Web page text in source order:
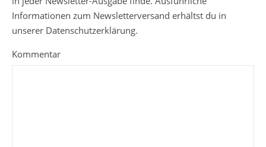
Informationen zum Newsletterversand erhältst du in
unserer Datenschutzerklärung.
Kommentar